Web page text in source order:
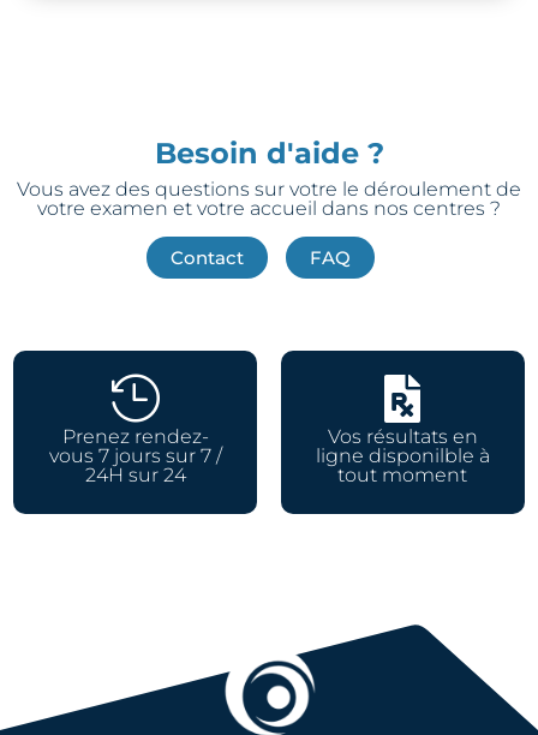
Besoin d'aide ?
Vous avez des questions sur votre le déroulement de
votre examen et votre accueil dans nos centres ?
Contact FAQ

Prenez rendez-
vous 7 jours sur 7 /
24H sur 24

Vos résultats en
ligne disponilble à
tout moment